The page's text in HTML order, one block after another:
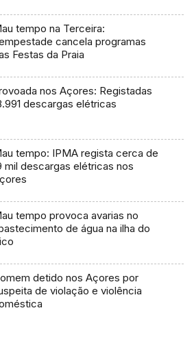
tempo na Terceira:
cancela programas
Festas da Praia
nos Açores: Registadas
descargas elétricas
tempo: IPMA regista cerca de
mil descargas elétricas nos
tempo provoca avarias no
de água na ilha do
detido nos Açores por
de violação e violência